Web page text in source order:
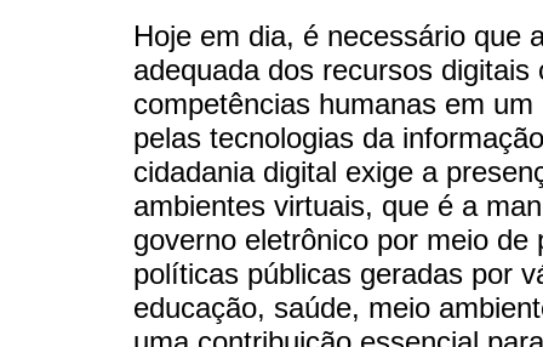
Hoje em dia, é necessário que
adequada dos recursos
competências humanas em
pelas tecnologias da
cidadania digital exige a
ambientes virtuais, que é a
governo eletrônico por meio
políticas públicas geradas por
educação, saúde, meio